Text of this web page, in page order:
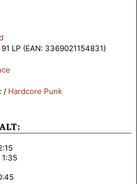
91 LP (EAN: 3369021154831)
/ Hardcore Punk